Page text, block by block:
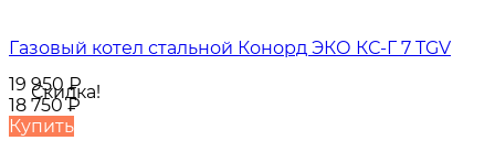
Скидка!
Газовый котел стальной Конорд ЭКО КС-Г 7 TGV
19 950₽
18 750₽
Купить